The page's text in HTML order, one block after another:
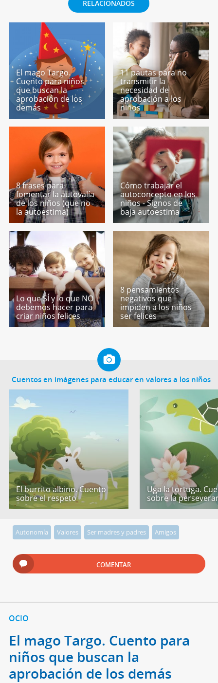
RELACIONADOS
El mago Targo.
Cuento para niños
que buscan la
aprobación de los
demás
11 pautas para no
transmitir la
necesidad de
aprobación a los
niños
8 frases para
fomentar la autovalía
de los niños (que no
la autoestima)
Cómo trabajar el
autoconcepto en los
niños - Signos de
baja autoestima
Lo que SÍ y lo que NO
debemos hacer para
criar niños felices
8 pensamientos
negativos que
impiden a los niños
ser felices
Cuentos en imágenes para educar en valores a los niños
El burrito albino. Cuento
sobre el respeto
Uga la tortuga.
sobre la
Autonomía Valores Ser madres y padres Amigos
COMENTAR
OCIO
El mago Targo. Cuento para
niños que buscan la
aprobación de los demás